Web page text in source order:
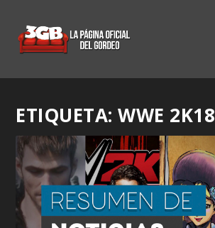
ETIQUETA:WWE 2K18